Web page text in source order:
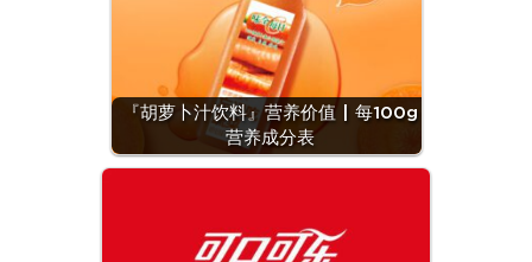
『胡萝卜汁饮料』营养价值 | 每100g
营养成分表